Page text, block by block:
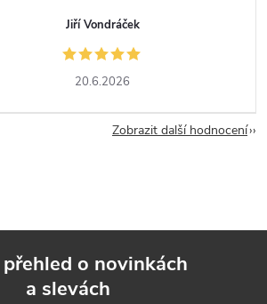
Jiří Vondráček
20.6.2026
Zobrazit další hodnocení
o novinkách
a slevách